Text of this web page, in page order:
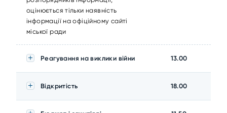
оцінюється тільки наявність
інформації на офіційному сайті
міської ради
Реагування на виклики війни 13.00
Відкритість 18.00